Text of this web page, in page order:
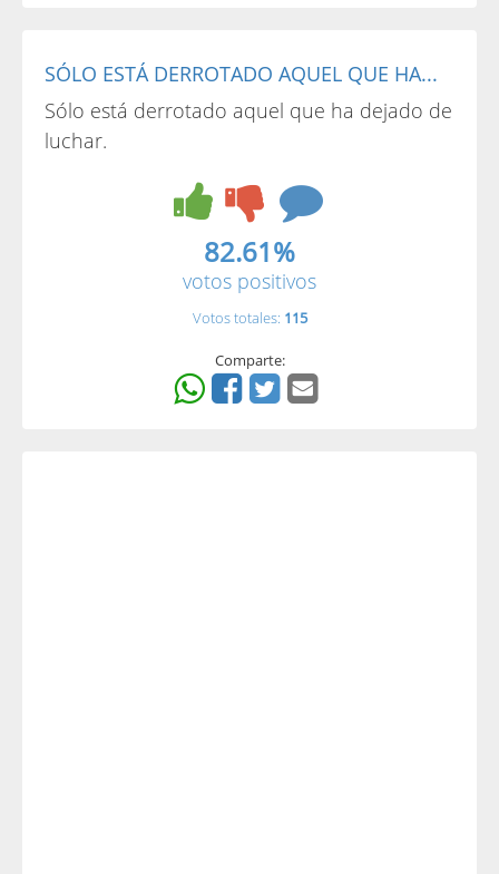
SÓLO ESTÁ DERROTADO AQUEL QUE HA...
Sólo está derrotado aquel que ha dejado de
luchar.
82.61%
votos positivos
Votos totales: 115
Comparte: